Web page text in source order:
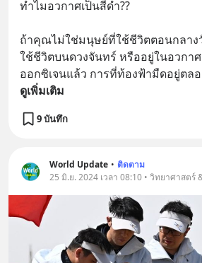
ทำไมอวกาศเป็นสีดำ??
ถ้าคุณไม่ใช่มนุษย์ที่ใช้ชีวิตตอนกลา
ใช้ชีวิตบนดวงจันทร์ หรืออยู่ในอวกา
ออกซิเจนแล้ว การที่ท้องฟ้ามืดอยู่ตล
ดูเพิ่มเติม
9 บันทึก
World Update • ติดตาม
25 มิ.ย. 2024 เวลา 08:10 • วิทยาศาสตร์